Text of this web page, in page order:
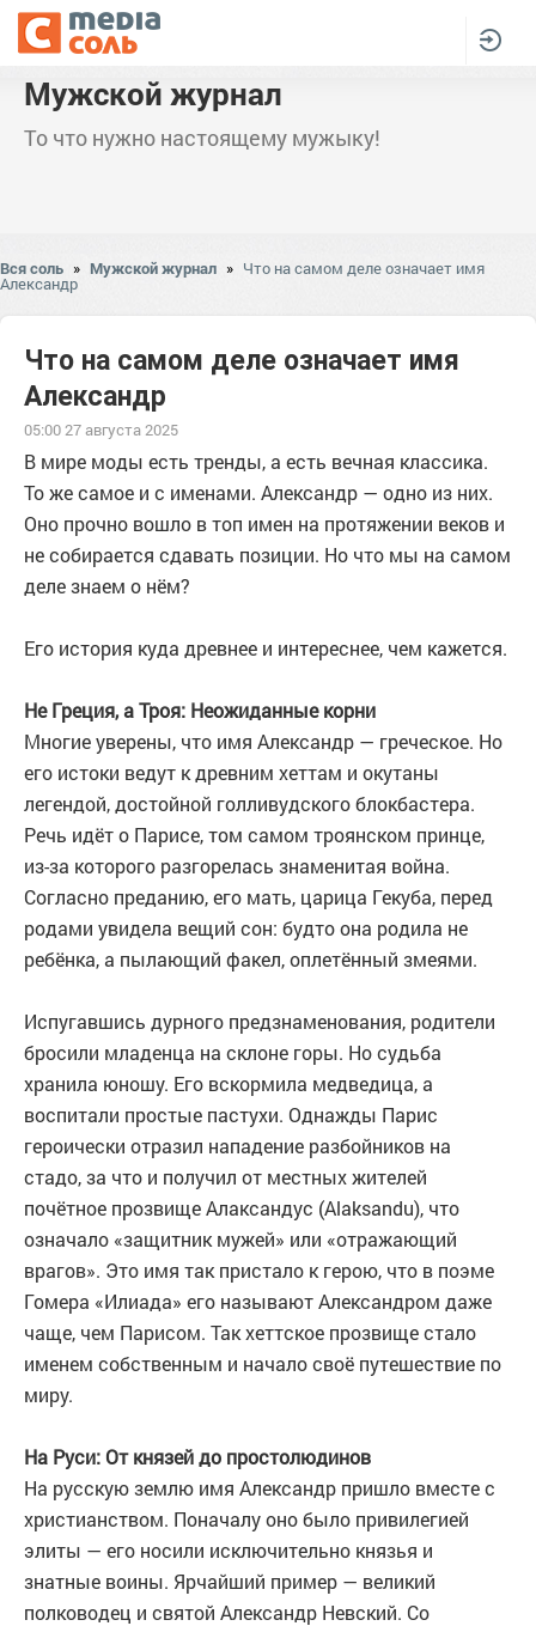
Мужской журнал
То что нужно настоящему мужыку!
Вся соль » Мужской журнал » Что на самом деле означает имя
Александр
Что на самом деле означает имя
Александр
05:00 27 августа 2025
В мире моды есть тренды, а есть вечная классика.
То же самое и с именами. Александр — одно из них.
Оно прочно вошло в топ имен на протяжении веков и
не собирается сдавать позиции. Но что мы на самом
деле знаем о нём?
Его история куда древнее и интереснее, чем кажется.
Не Греция, а Троя: Неожиданные корни
Многие уверены, что имя Александр — греческое. Но
его истоки ведут к древним хеттам и окутаны
легендой, достойной голливудского блокбастера.
Речь идёт о Парисе, том самом троянском принце,
из-за которого разгорелась знаменитая война.
Согласно преданию, его мать, царица Гекуба, перед
родами увидела вещий сон: будто она родила не
ребёнка, а пылающий факел, оплетённый змеями.
Испугавшись дурного предзнаменования, родители
бросили младенца на склоне горы. Но судьба
хранила юношу. Его вскормила медведица, а
воспитали простые пастухи. Однажды Парис
героически отразил нападение разбойников на
стадо, за что и получил от местных жителей
почётное прозвище Алаксандус (Alaksandu), что
означало «защитник мужей» или «отражающий
врагов». Это имя так пристало к герою, что в поэме
Гомера «Илиада» его называют Александром даже
чаще, чем Парисом. Так хеттское прозвище стало
именем собственным и начало своё путешествие по
миру.
На Руси: От князей до простолюдинов
На русскую землю имя Александр пришло вместе с
христианством. Поначалу оно было привилегией
элиты — его носили исключительно князья и
знатные воины. Ярчайший пример — великий
полководец и святой Александр Невский. Со